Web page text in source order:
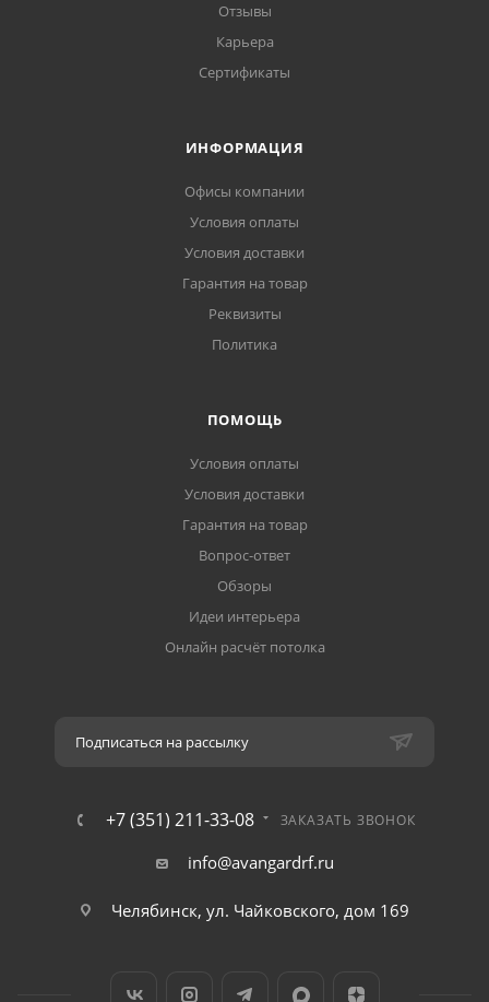
Отзывы
Карьера
Сертификаты
ИНФОРМАЦИЯ
Офисы компании
Условия оплаты
Условия доставки
Гарантия на товар
Реквизиты
Политика
ПОМОЩЬ
Условия оплаты
Условия доставки
Гарантия на товар
Вопрос-ответ
Обзоры
Идеи интерьера
Онлайн расчёт потолка
Подписаться на рассылку
+7 (351) 211-33-08 ЗАКАЗАТЬ ЗВОНОК
info@avangardrf.ru
Челябинск, ул. Чайковского, дом 169